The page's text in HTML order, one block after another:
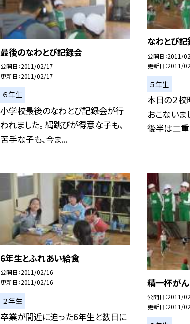
最後のなわとび記録会
公開日 2011/02/17
更新日 2011/02/17
６年生
小学校最後のなわとび記録会が行
われました。 縄跳びが得意な子も、
苦手な子も、今ま...
なわとび記
公開日 2011/
更新日 2011/
５年生
本日の２
おこないま
後半は二重
6年生とふれあい給食
公開日 2011/02/16
更新日 2011/02/16
２年生
卒業が間近に迫った6年生と数日に
精一杯がん
公開日 2011/
更新日 2011/